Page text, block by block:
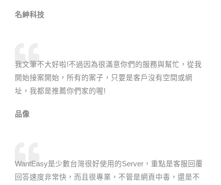
名紳科技
我文筆不大好啦!不過因為很滿意你們的服務與幫忙，從我
開始接案開始，所有的案子，只要是客戶沒有空間或網
址，我都是推薦你們家的喔!
品像
WantEasy是少數台灣很好使用的Server，重點是客服回覆
回答速度非常快，而且很專業，不管是網頁中毒，還是不